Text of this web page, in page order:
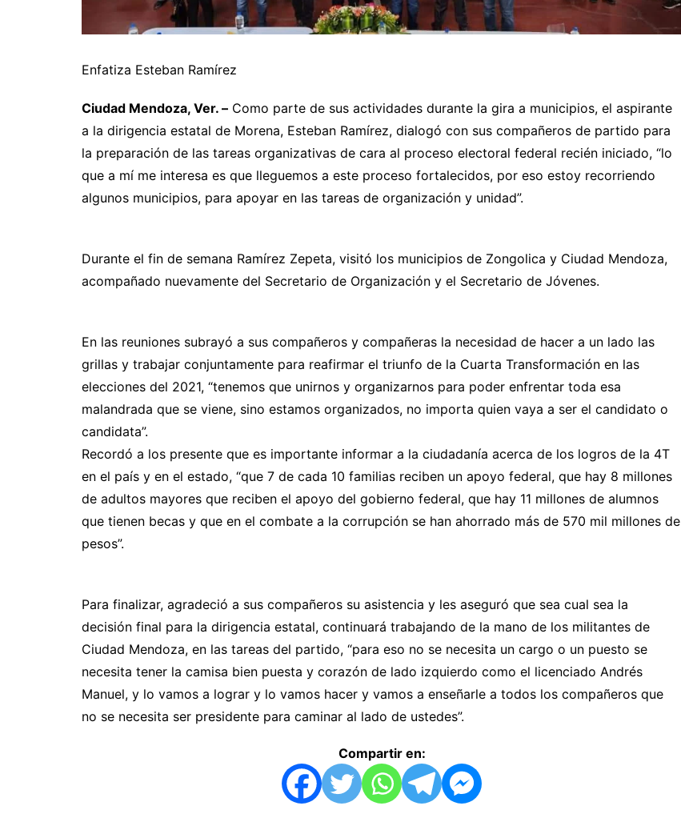
Enfatiza Esteban Ramírez
Ciudad Mendoza, Ver. – Como parte de sus actividades durante la gira a municipios, el aspirante
a la dirigencia estatal de Morena, Esteban Ramírez, dialogó con sus compañeros de partido para
la preparación de las tareas organizativas de cara al proceso electoral federal recién iniciado, “lo
que a mí me interesa es que lleguemos a este proceso fortalecidos, por eso estoy recorriendo
algunos municipios, para apoyar en las tareas de organización y unidad”.
Durante el fin de semana Ramírez Zepeta, visitó los municipios de Zongolica y Ciudad Mendoza,
acompañado nuevamente del Secretario de Organización y el Secretario de Jóvenes.
En las reuniones subrayó a sus compañeros y compañeras la necesidad de hacer a un lado las
grillas y trabajar conjuntamente para reafirmar el triunfo de la Cuarta Transformación en las
elecciones del 2021, “tenemos que unirnos y organizarnos para poder enfrentar toda esa
malandrada que se viene, sino estamos organizados, no importa quien vaya a ser el candidato o
candidata”.
Recordó a los presente que es importante informar a la ciudadanía acerca de los logros de la 4T
en el país y en el estado, “que 7 de cada 10 familias reciben un apoyo federal, que hay 8 millones
de adultos mayores que reciben el apoyo del gobierno federal, que hay 11 millones de alumnos
que tienen becas y que en el combate a la corrupción se han ahorrado más de 570 mil millones de
pesos”.
Para finalizar, agradeció a sus compañeros su asistencia y les aseguró que sea cual sea la
decisión final para la dirigencia estatal, continuará trabajando de la mano de los militantes de
Ciudad Mendoza, en las tareas del partido, “para eso no se necesita un cargo o un puesto se
necesita tener la camisa bien puesta y corazón de lado izquierdo como el licenciado Andrés
Manuel, y lo vamos a lograr y lo vamos hacer y vamos a enseñarle a todos los compañeros que
no se necesita ser presidente para caminar al lado de ustedes”.
Compartir en: